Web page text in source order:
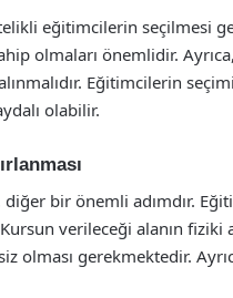
eğitimcilerin seçilmesi
olmaları önemlidir.
Eğitimcilerin
olabilir.
bir önemli adımdır.
Kursun verileceği alanın
olması gerekmektedir.